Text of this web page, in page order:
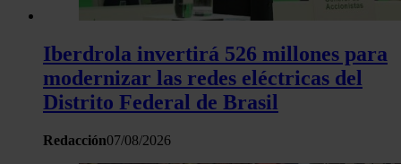
Iberdrola invertirá 526 millones para
modernizar las redes eléctricas del
Distrito Federal de Brasil
Redacción07/08/2026